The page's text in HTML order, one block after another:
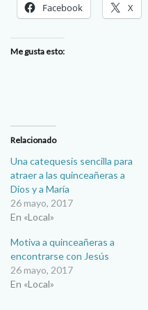
Facebook X
Me gusta esto:
Relacionado
Una catequesis sencilla para
atraer a las quinceañeras a
Dios y a María
26 mayo, 2017
En «Local»
Motiva a quinceañeras a
encontrarse con Jesús
26 mayo, 2017
En «Local»